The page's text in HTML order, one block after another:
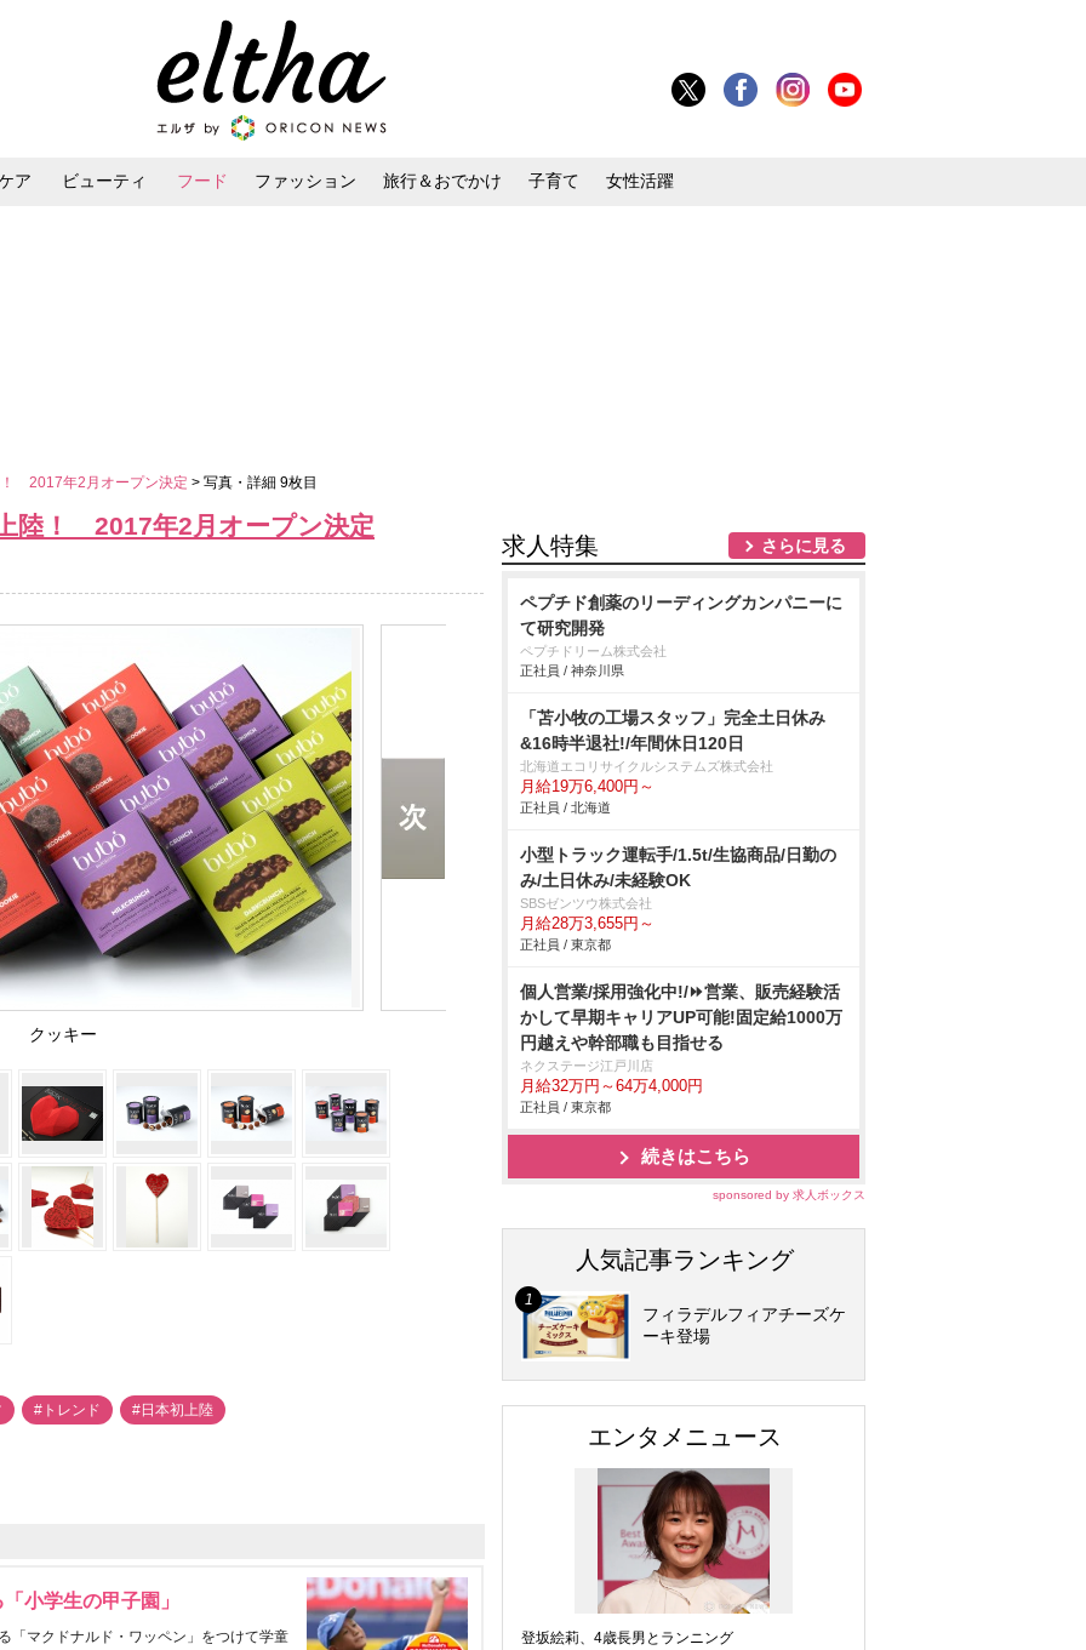
ア ビューティ フード ファッション 旅行＆おでかけ 子育て 女性活躍
2017年2月オープン決定 > 写真・詳細 9枚目
陸！ 2017年2月オープン決定
クッキー
#トレンド #日本初上陸
小学生の甲子園」
「マクドナルド・ワッペン」をつけて学童
求人特集 さらに見る
ペプチド創薬のリーディングカンパニーに
て研究開発
ペプチドリーム株式会社
正社員 / 神奈川県
「苫小牧の工場スタッフ」完全土日休み
&16時半退社!/年間休日120日
北海道エコリサイクルシステムズ株式会社
月給19万6,400円～
正社員 / 北海道
小型トラック運転手/1.5t/生協商品/日勤の
み/土日休み/未経験OK
SBSゼンツウ株式会社
月給28万3,655円～
正社員 / 東京都
個人営業/採用強化中!/⏩️営業、販売経験活
かして早期キャリアUP可能!固定給1000万
円越えや幹部職も目指せる
ネクステージ江戸川店
月給32万円～64万4,000円
正社員 / 東京都
続きはこちら
sponsored by 求人ボックス
人気記事ランキング
フィラデルフィアチーズケ
ーキ登場
エンタメニュース
登坂絵莉、4歳長男とランニング